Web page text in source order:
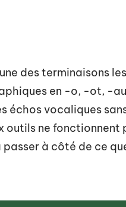
des terminaisons
en -o, -ot, -
échos vocaliques
outils ne fonctionnent
à côté de ce